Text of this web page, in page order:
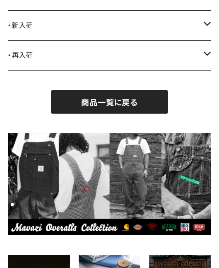
Blundstone
BLACK JACK BOOTS
BY ROBERT JAMES
CAMBER
Carhartt
Collonil
CONVERSE
食品
ライター
エプロン
バイク用品
ケア用品
本、写真集
・新入荷
2026.7.31
2026.7.6
2026.6.29
・再入荷
2026.7.30
2026.7.23
2026.6.27
商品一覧に戻る